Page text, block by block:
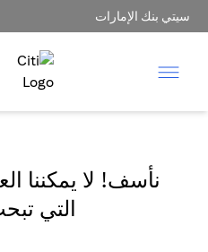
سيتي بنك الإمارات
نأسف! لا يمكننا
التي